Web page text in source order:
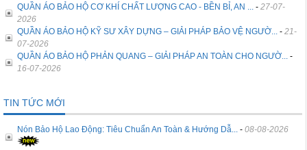
QUẦN ÁO BẢO HỘ CƠ KHÍ CHẤT LƯỢNG CAO - BỀN BỈ, AN ...
- 27-07-
2026
QUẦN ÁO BẢO HỘ KỸ SƯ XÂY DỰNG – GIẢI PHÁP BẢO VỆ NGƯỜ...
- 21-
07-2026
QUẦN ÁO BẢO HỘ PHẢN QUANG – GIẢI PHÁP AN TOÀN CHO NGƯỜ...
-
16-07-2026
TIN TỨC MỚI
Nón Bảo Hộ Lao Động: Tiêu Chuẩn An Toàn & Hướng Dẫ... - 08-08-2026